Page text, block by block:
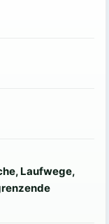
Laufwege,